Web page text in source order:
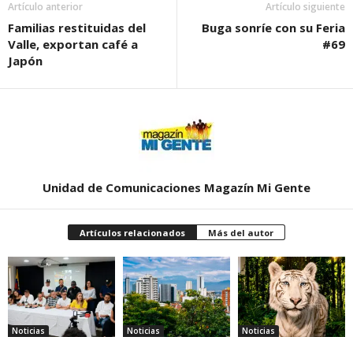
Artículo anterior
Familias restituidas del
Valle, exportan café a
Japón
Artículo siguiente
Buga sonríe con su Feria
#69
Unidad de Comunicaciones Magazín Mi Gente
Artículos relacionados Más del autor
Noticias Noticias Noticias